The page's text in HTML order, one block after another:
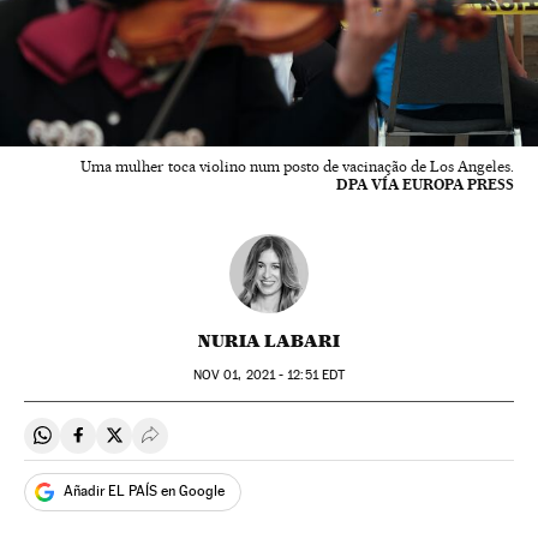
Uma mulher toca violino num posto de vacinação de Los Angeles.
DPA VÍA EUROPA PRESS
NURIA LABARI
NOV 01, 2021 - 12:51EDT
Compartir en Whatsapp
Compartir en Facebook
Compartir en Twitter
Desplegar Redes Sociales
Añadir EL PAÍS en Google